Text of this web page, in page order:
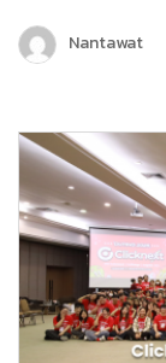
เป็นอีกหนึ่งก้าวสำ
Chatcone ของเร
Nantawat